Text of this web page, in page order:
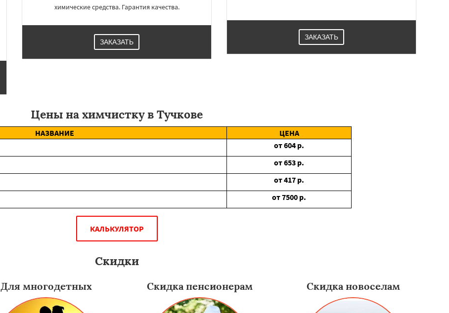
химические средства. Гарантия качества.
ЗАКАЗАТЬ
ЗАКАЗАТЬ
Цены на химчистку в Тучкове
НАЗВАНИЕ
ЦЕНА
от604 р.
от653 р.
от417 р.
от7500 р.
КАЛЬКУЛЯТОР
Скидки
Для многодетных Скидка пенсионерам Скидка новоселам